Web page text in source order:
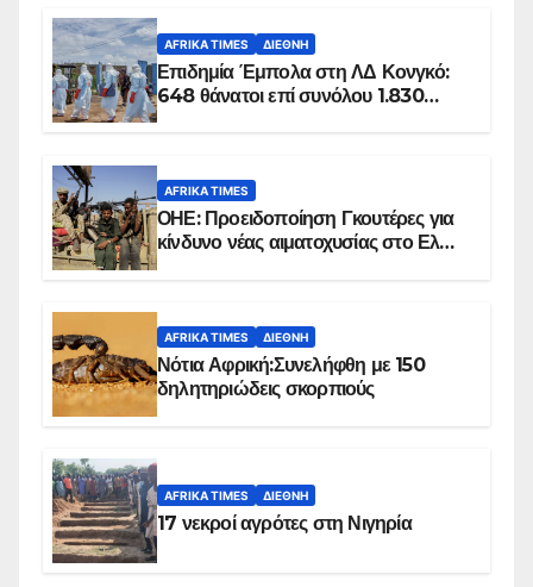
AFRIKA TIMES ΔΙΕΘΝΉ
Επιδημία Έμπολα στη ΛΔ Κονγκό:
648 θάνατοι επί συνόλου 1.830
AFRIKA TIMES
ΟΗΕ: Προειδοποίηση Γκουτέρες για
κίνδυνο νέας αιματοχυσίας στο Ελ
AFRIKA TIMES ΔΙΕΘΝΉ
Νότια Αφρική:Συνελήφθη με 150
δηλητηριώδεις σκορπιούς
AFRIKA TIMES ΔΙΕΘΝΉ
17 νεκροί αγρότες στη Νιγηρία